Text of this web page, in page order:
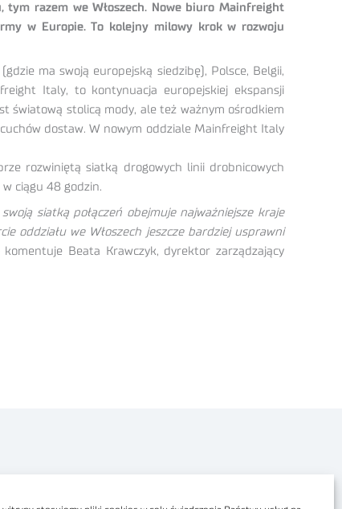
tym razem we Włoszech. Nowe biuro Mainfreight
w Europie. To kolejny milowy krok w rozwoju
ma swoją europejską siedzibę), Polsce, Belgii,
Italy, to kontynuacja europejskiej ekspansji
światową stolicą mody, ale też ważnym ośrodkiem
dostaw. W nowym oddziale Mainfreight Italy
rozwiniętą siatką drogowych linii drobnicowych
ciągu 48 godzin.
siatką połączeń obejmuje najważniejsze kraje
oddziału we Włoszech jeszcze bardziej usprawni
Beata Krawczyk, dyrektor zarządzający